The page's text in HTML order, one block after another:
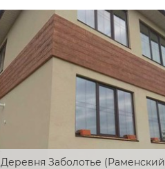
Деревня Заболотье (Раменский